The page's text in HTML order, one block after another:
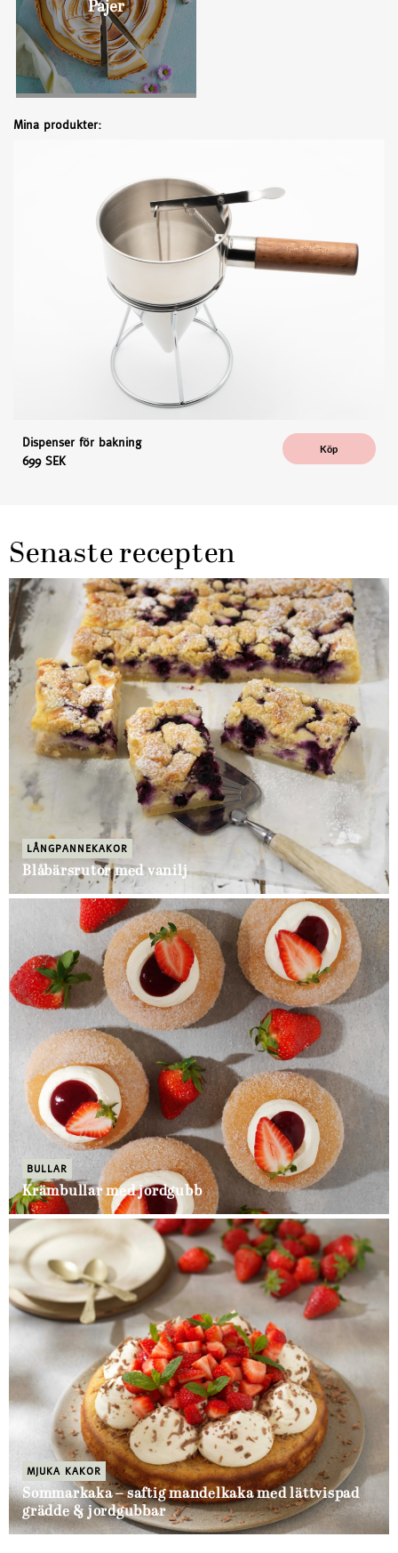
Pajer
Mina produkter:
Dispenser för bakning
699 SEK
Köp
Senaste recepten
LÅNGPANNEKAKOR
Blåbärsrutor med vanilj
BULLAR
Krämbullar med jordgubb
MJUKA KAKOR
Sommarkaka – saftig mandelkaka med lättvispad
grädde & jordgubbar